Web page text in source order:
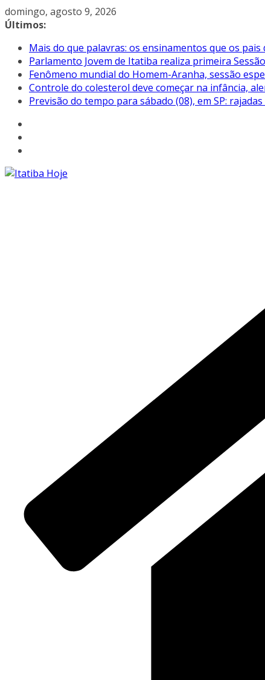
Pular
para
conteúdo
domingo, agosto 9, 2026
Últimos:
Mais do que palavras: os ensinamentos que os pais
Parlamento Jovem de Itatiba realiza primeira
Fenômeno mundial do Homem-Aranha, sessão
Controle do colesterol deve começar na infância,
Previsão do tempo para sábado (08), em SP: